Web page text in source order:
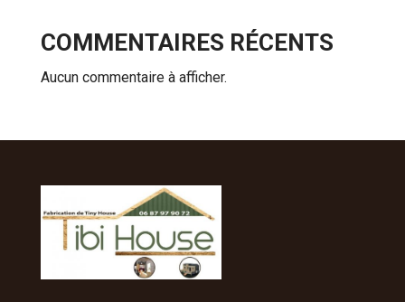
COMMENTAIRES RÉCENTS
Aucun commentaire à afficher.